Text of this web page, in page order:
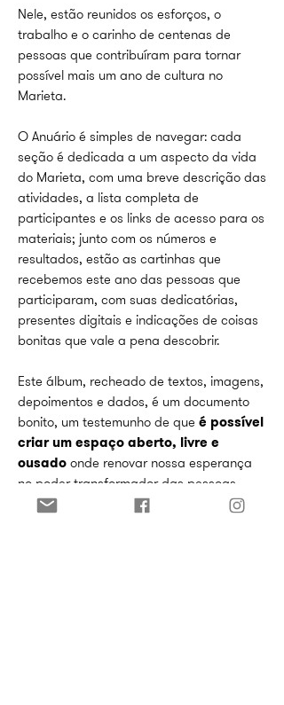
Nele, estão reunidos os esforços, o
trabalho e o carinho de centenas de
pessoas que contribuíram para tornar
possível mais um ano de cultura no
Marieta.
O Anuário é simples de navegar: cada
seção é dedicada a um aspecto da vida
do Marieta, com uma breve descrição das
atividades, a lista completa de
participantes e os links de acesso para os
materiais; junto com os números e
resultados, estão as cartinhas que
recebemos este ano das pessoas que
participaram, com suas dedicatórias,
presentes digitais e indicações de coisas
bonitas que vale a pena descobrir.
Este álbum, recheado de textos, imagens,
depoimentos e dados, é um documento
bonito, um testemunho de que é possível
criar um espaço aberto, livre e
ousadoonde renovar nossa esperança
no poder transformador das pessoas,
pela cultura e pelo afeto.